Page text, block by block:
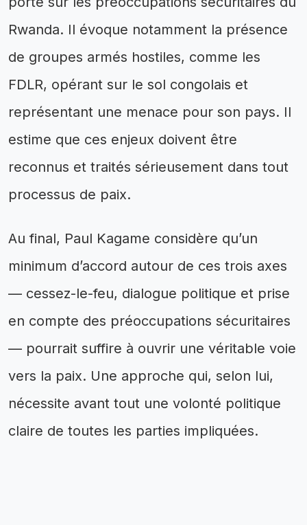
Rwanda. Il évoque notamment la présence
de groupes armés hostiles, comme les
FDLR, opérant sur le sol congolais et
représentant une menace pour son pays. Il
estime que ces enjeux doivent être
reconnus et traités sérieusement dans tout
processus de paix.
Au final, Paul Kagame considère qu’un
minimum d’accord autour de ces trois axes
— cessez-le-feu, dialogue politique et prise
en compte des préoccupations sécuritaires
— pourrait suffire à ouvrir une véritable voie
vers la paix. Une approche qui, selon lui,
nécessite avant tout une volonté politique
claire de toutes les parties impliquées.